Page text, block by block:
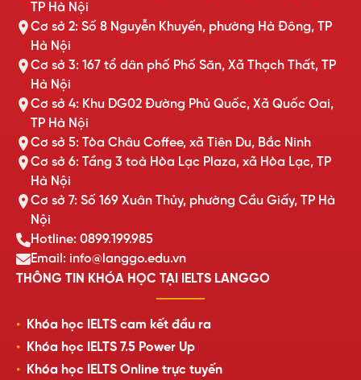
TP Hà Nội
Cơ sở 2: Số 8 Nguyễn Khuyến, phường Hà Đông, TP
Hà Nội
Cơ sở 3: 167 tổ dân phố Phố Săn, Xã Thạch Thất, TP
Hà Nội
Cơ sở 4: Khu DG02 Đường Phủ Quốc, Xã Quốc Oai,
TP Hà Nội
Cơ sở 5: Tòa Châu Coffee, xã Tiên Du, Bắc Ninh
Cơ sở 6: Tầng 3 toà Hòa Lạc Plaza, xã Hòa Lạc, TP
Hà Nội
Cơ sở 7: Số 169 Xuân Thủy, phường Cầu Giấy, TP Hà
Nội
Hotline: 0899.199.985
Email: info@langgo.edu.vn
THÔNG TIN KHÓA HỌC TẠI IELTS LANGGO
Khóa học IELTS cam kết đầu ra
Khóa học IELTS 7.5 Power Up
Khóa học IELTS Online trực tuyến